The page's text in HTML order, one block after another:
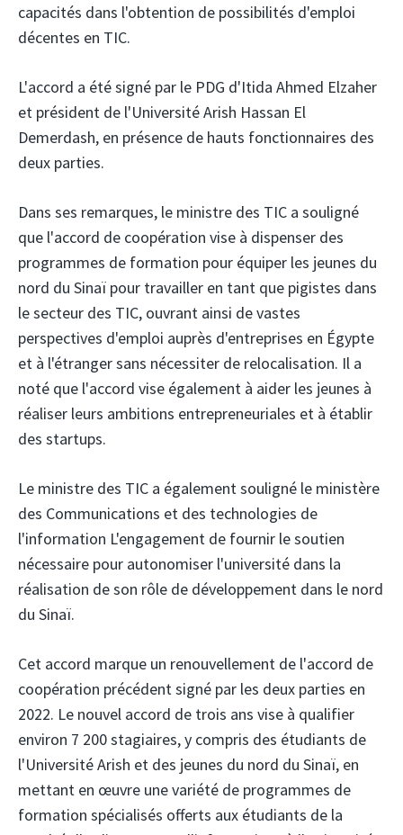
capacités dans l'obtention de possibilités d'emploi
décentes en TIC.
L'accord a été signé par le PDG d'Itida Ahmed Elzaher
et président de l'Université Arish Hassan El
Demerdash, en présence de hauts fonctionnaires des
deux parties.
Dans ses remarques, le ministre des TIC a souligné
que l'accord de coopération vise à dispenser des
programmes de formation pour équiper les jeunes du
nord du Sinaï pour travailler en tant que pigistes dans
le secteur des TIC, ouvrant ainsi de vastes
perspectives d'emploi auprès d'entreprises en Égypte
et à l'étranger sans nécessiter de relocalisation. Il a
noté que l'accord vise également à aider les jeunes à
réaliser leurs ambitions entrepreneuriales et à établir
des startups.
Le ministre des TIC a également souligné le ministère
des Communications et des technologies de
l'information L'engagement de fournir le soutien
nécessaire pour autonomiser l'université dans la
réalisation de son rôle de développement dans le nord
du Sinaï.
Cet accord marque un renouvellement de l'accord de
coopération précédent signé par les deux parties en
2022. Le nouvel accord de trois ans vise à qualifier
environ 7 200 stagiaires, y compris des étudiants de
l'Université Arish et des jeunes du nord du Sinaï, en
mettant en œuvre une variété de programmes de
formation spécialisés offerts aux étudiants de la